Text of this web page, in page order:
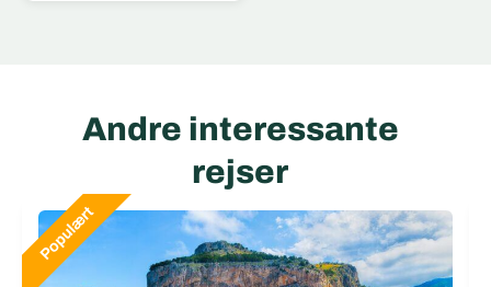
Andre interessante
rejser